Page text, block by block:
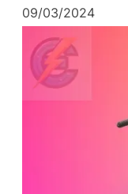
09/03/2024